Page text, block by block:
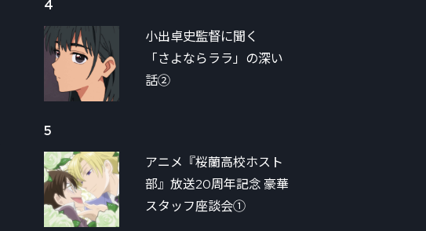
4
小出卓史監督に聞く
「さよならララ」の深い
話②
5
アニメ『桜蘭高校ホスト
部』放送20周年記念 豪華
スタッフ座談会①